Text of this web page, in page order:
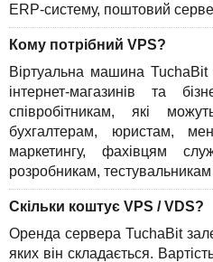
ERP-систему, поштовий
Кому потрібний VPS?
Віртуальна машина
інтернет-магазинів та
співробітникам, які
бухгалтерам, юристам,
маркетингу, фахівцям
розробникам,
Скільки коштує VPS / VDS?
Оренда сервера TuchaBit
яких він складається.